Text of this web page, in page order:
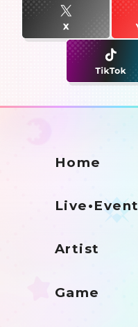
Home
Live•Event
Artist
Game